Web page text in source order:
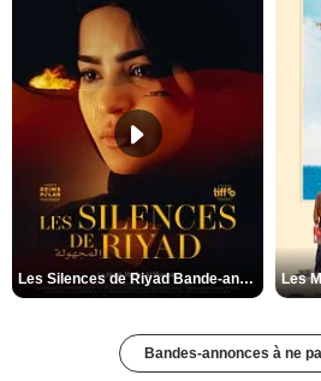
Les Silences de Riyad Bande-annonce VO STFR
Bandes-annonces à ne